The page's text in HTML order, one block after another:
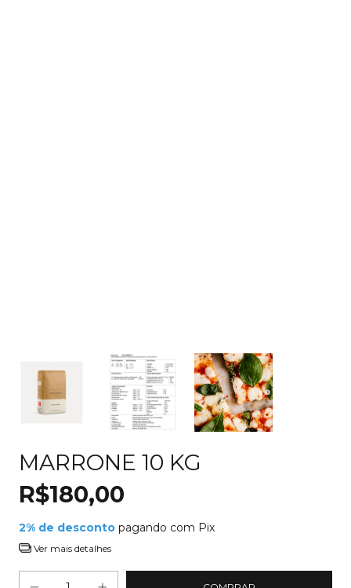
MARRONE 10 KG
R$180,00
2% de desconto pagando com Pix
Ver mais detalhes